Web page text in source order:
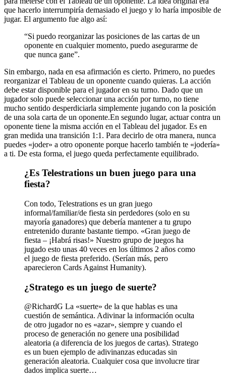
que hacerlo interrumpiría demasiado el juego y lo haría imposible de
jugar. El argumento fue algo así:
“Si puedo reorganizar las posiciones de las cartas de un
oponente en cualquier momento, puedo asegurarme de
que nunca gane”.
Sin embargo, nada en esa afirmación es cierto. Primero, no puedes
reorganizar el Tableau de un oponente cuando quieras. La acción
debe estar disponible para el jugador en su turno. Dado que un
jugador solo puede seleccionar una acción por turno, no tiene
mucho sentido desperdiciarla simplemente jugando con la posición
de una sola carta de un oponente.En segundo lugar, actuar contra un
oponente tiene la misma acción en el Tableau del jugador. Es en
gran medida una transición 1:1. Para decirlo de otra manera, nunca
puedes «joder» a otro oponente porque hacerlo también te «jodería»
a ti. De esta forma, el juego queda perfectamente equilibrado.
¿Es Telestrations un buen juego para una
fiesta?
Con todo, Telestrations es un gran juego
informal/familiar/de fiesta sin perdedores (solo en su
mayoría ganadores) que debería mantener a tu grupo
entretenido durante bastante tiempo. «Gran juego de
fiesta – ¡Habrá risas!» Nuestro grupo de juegos ha
jugado esto unas 40 veces en los últimos 2 años como
el juego de fiesta preferido. (Serían más, pero
aparecieron Cards Against Humanity).
¿Stratego es un juego de suerte?
@RichardG La «suerte» de la que hablas es una
cuestión de semántica. Adivinar la información oculta
de otro jugador no es «azar», siempre y cuando el
proceso de generación no genere una posibilidad
aleatoria (a diferencia de los juegos de cartas). Stratego
es un buen ejemplo de adivinanzas educadas sin
generación aleatoria. Cualquier cosa que involucre tirar
dados implica suerte…